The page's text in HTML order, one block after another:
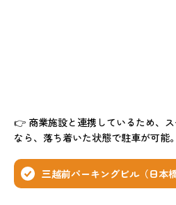
👉 商業施設と連携しているため、
なら、落ち着いた状態で駐車が可能。
三越前パーキングビル（日本橋